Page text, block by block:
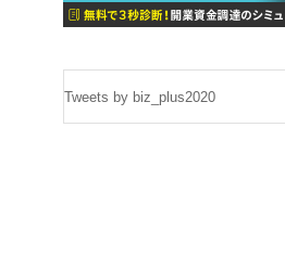
Tweets by biz_plus2020